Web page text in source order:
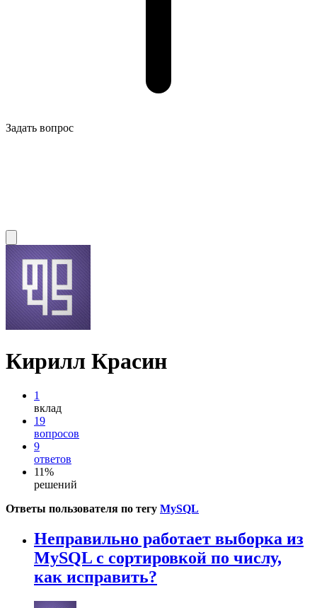
Задать вопрос
Кирилл Красин
1
вклад
19
вопросов
9
ответов
11%
решений
Ответы пользователя по тегу MySQL
Неправильно работает выборка из
MySQL с сортировкой по числу,
как исправить?